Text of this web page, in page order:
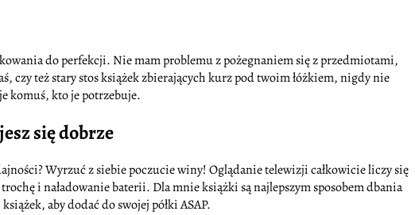
do perfekcji. Nie mam problemu z pożegnaniem się z przedmiotami,
czy też stary stos książek zbierających kurz pod twoim łóżkiem, nigdy nie
komuś, kto je potrzebuje.
się dobrze
Wyrzuć z siebie poczucie winy! Oglądanie telewizji całkowicie liczy się
i naładowanie baterii. Dla mnie książki są najlepszym sposobem dbania
aby dodać do swojej półki ASAP.